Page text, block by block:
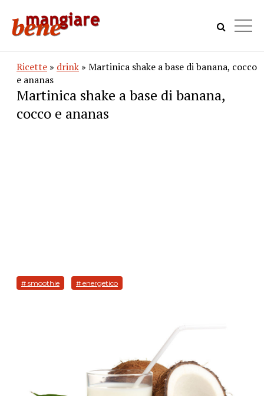
Ricette » drink » Martinica shake a base di banana, cocco
e ananas
Martinica shake a base di banana,
cocco e ananas
# smoothie # energetico